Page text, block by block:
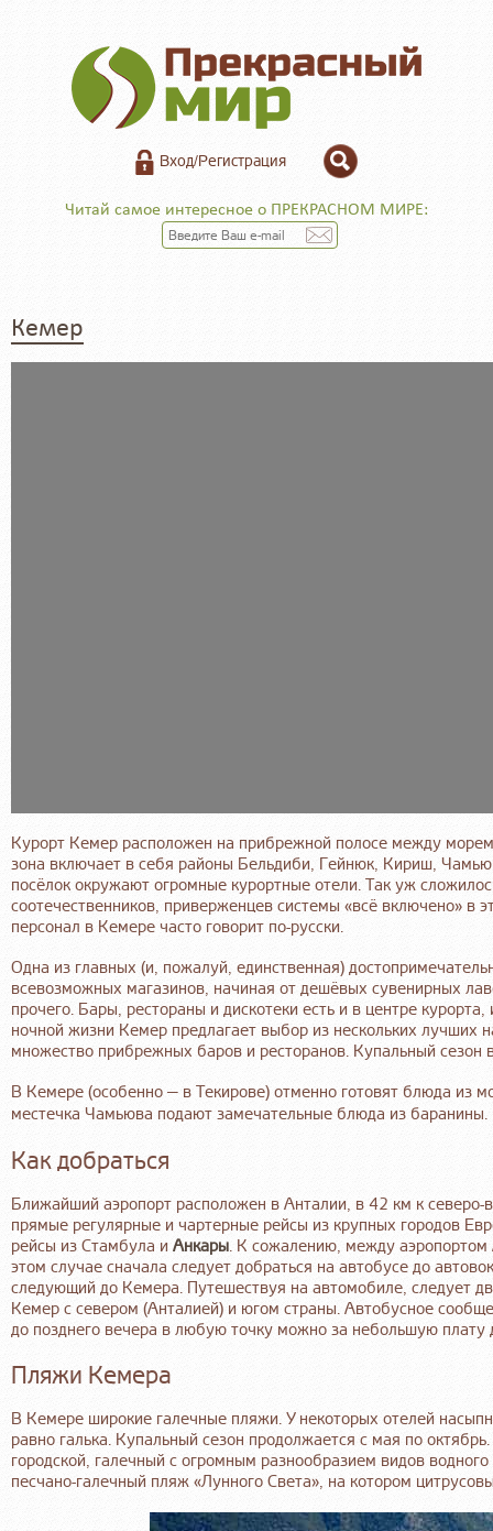
Вход/Регистрация
Читай самое интересное о ПРЕКРАСНОМ МИРЕ:
Кемер
Курорт Кемер расположен на прибрежной полосе между
зона включает в себя районы Бельдиби, Гейнюк, Кириш,
посёлок окружают огромные курортные отели. Так уж
соотечественников, приверженцев системы «всё включено»
персонал в Кемере часто говорит по-русски.
Одна из главных (и, пожалуй, единственная)
всевозможных магазинов, начиная от дешёвых сувенирных
прочего. Бары, рестораны и дискотеки есть и в центре
ночной жизни Кемер предлагает выбор из нескольких лучших
множество прибрежных баров и ресторанов. Купальный сезон
В Кемере (особенно — в Текирове) отменно готовят блюда из
местечка Чамьюва подают замечательные блюда из баранины.
Как добраться
Ближайший аэропорт расположен в Анталии, в 42 км к
прямые регулярные и чартерные рейсы из крупных городов
рейсы из Стамбула и Анкары. К сожалению, между
этом случае сначала следует добраться на автобусе до
следующий до Кемера. Путешествуя на автомобиле, следует
Кемер с севером (Анталией) и югом страны. Автобусное
до позднего вечера в любую точку можно за небольшую плату
Пляжи Кемера
В Кемере широкие галечные пляжи. У некоторых отелей
равно галька. Купальный сезон продолжается с мая по
городской, галечный с огромным разнообразием видов
песчано-галечный пляж «Лунного Света», на котором